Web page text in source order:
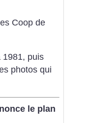
Coop de
1981, puis
photos qui
le plan